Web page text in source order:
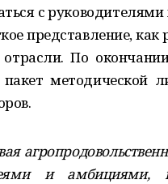
с
представление, как
По
методической
и амбициями,